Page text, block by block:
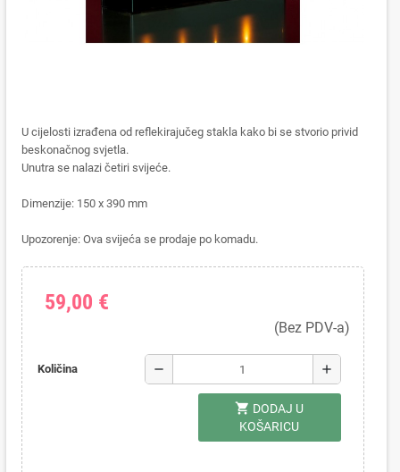
U cijelosti izrađena od reflekirajučeg stakla kako bi se stvorio privid
beskonačnog svjetla.
Unutra se nalazi četiri svijeće.
Dimenzije: 150 x 390 mm
Upozorenje: Ova svijeća se prodaje po komadu.
59,00 €
(Bez PDV-a)
Količina remove add
shopping_cart DODAJ U
KOŠARICU